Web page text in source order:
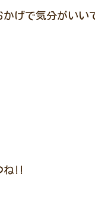
かげで気分がいい
ね!!